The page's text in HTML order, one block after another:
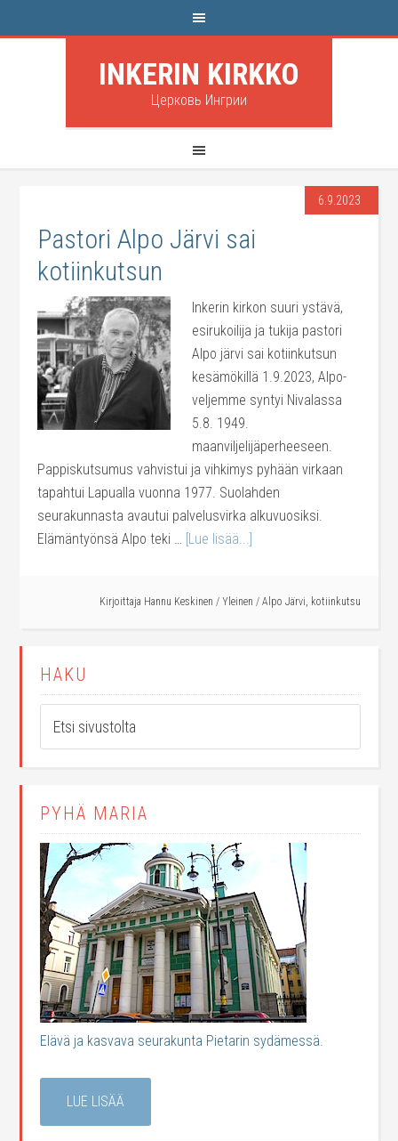
INKERIN KIRKKO
Церковь Ингрии
6.9.2023
Pastori Alpo Järvi sai
kotiinkutsun
Inkerin kirkon suuri ystävä,
esirukoilija ja tukija pastori
Alpo järvi sai kotiinkutsun
kesämökillä 1.9.2023, Alpo-
veljemme syntyi Nivalassa
5.8. 1949.
maanviljelijäperheeseen.
Pappiskutsumus vahvistui ja vihkimys pyhään virkaan
tapahtui Lapualla vuonna 1977. Suolahden
seurakunnasta avautui palvelusvirka alkuvuosiksi.
Elämäntyönsä Alpo teki … [Lue lisää...]
Kirjoittaja Hannu Keskinen / Yleinen / Alpo Järvi, kotiinkutsu
HAKU
PYHÄ MARIA
Elävä ja kasvava seurakunta Pietarin sydämessä.
LUE LISÄÄ